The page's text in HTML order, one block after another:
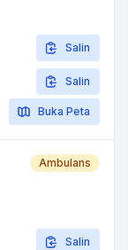
Salin
Salin
Buka Peta
Ambulans
Salin